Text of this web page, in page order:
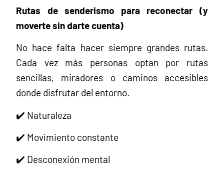
Rutas de senderismo para reconectar (y
moverte sin darte cuenta)
No hace falta hacer siempre grandes rutas.
Cada vez más personas optan por rutas
sencillas, miradores o caminos accesibles
donde disfrutar del entorno.
✔️ Naturaleza
✔️ Movimiento constante
✔️ Desconexión mental